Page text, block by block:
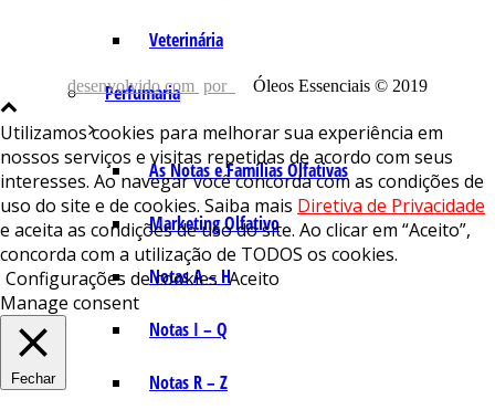
Veterinária
Perfumaria
As Notas e Famílias Olfativas
Marketing Olfativo
Notas A – H
Notas I – Q
Notas R – Z
desenvolvido com por Óleos Essenciais © 2019
Utilizamos cookies para melhorar sua experiência em
nossos serviços e visitas repetidas de acordo com seus
interesses. Ao navegar você concorda com as condições de
uso do site e de cookies. Saiba mais Diretiva de Privacidade
e aceita as condições de uso do site. Ao clicar em “Aceito”,
concorda com a utilização de TODOS os cookies.
Configurações de cookies Aceito
Manage consent
Fechar